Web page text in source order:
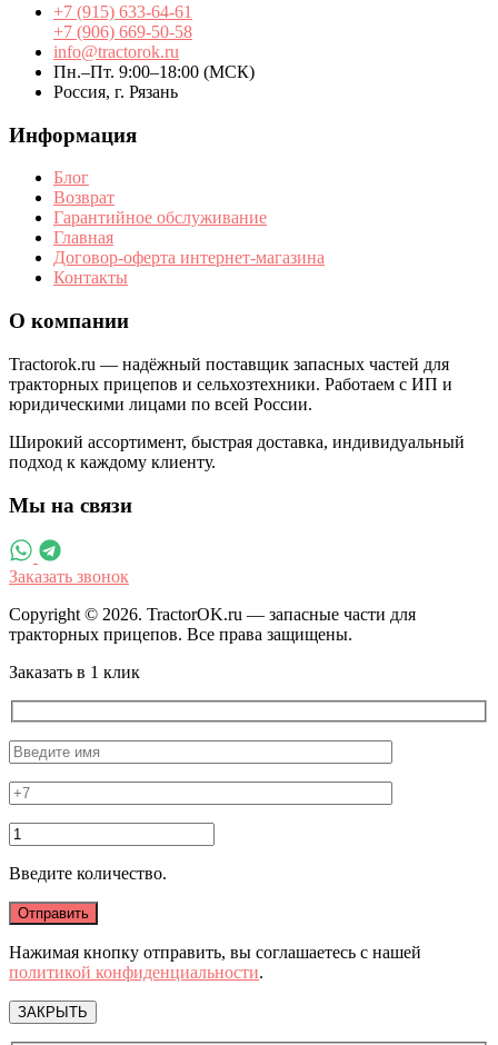
+7 (915) 633-64-61
+7 (906) 669-50-58
info@tractorok.ru
Пн.–Пт. 9:00–18:00 (МСК)
Россия, г. Рязань
Информация
Блог
Возврат
Гарантийное обслуживание
Главная
Договор-оферта интернет-магазина
Контакты
О компании
Tractorok.ru — надёжный поставщик запасных частей для
тракторных прицепов и сельхозтехники. Работаем с ИП и
юридическими лицами по всей России.
Широкий ассортимент, быстрая доставка, индивидуальный
подход к каждому клиенту.
Мы на связи
Заказать звонок
Copyright © 2026. TractorOK.ru — запасные части для
тракторных прицепов. Все права защищены.
Заказать в 1 клик
Введите количество.
Нажимая кнопку отправить, вы соглашаетесь с нашей
политикой конфиденциальности.
ЗАКРЫТЬ